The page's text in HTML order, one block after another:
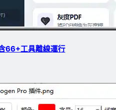
66+工具離線運行